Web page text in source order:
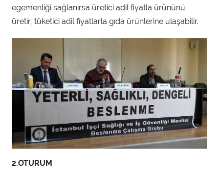
egemenliği sağlanırsa üretici adil fiyatla ürününü
üretir, tüketici adil fiyatlarla gıda ürünlerine ulaşabilir.
2.OTURUM